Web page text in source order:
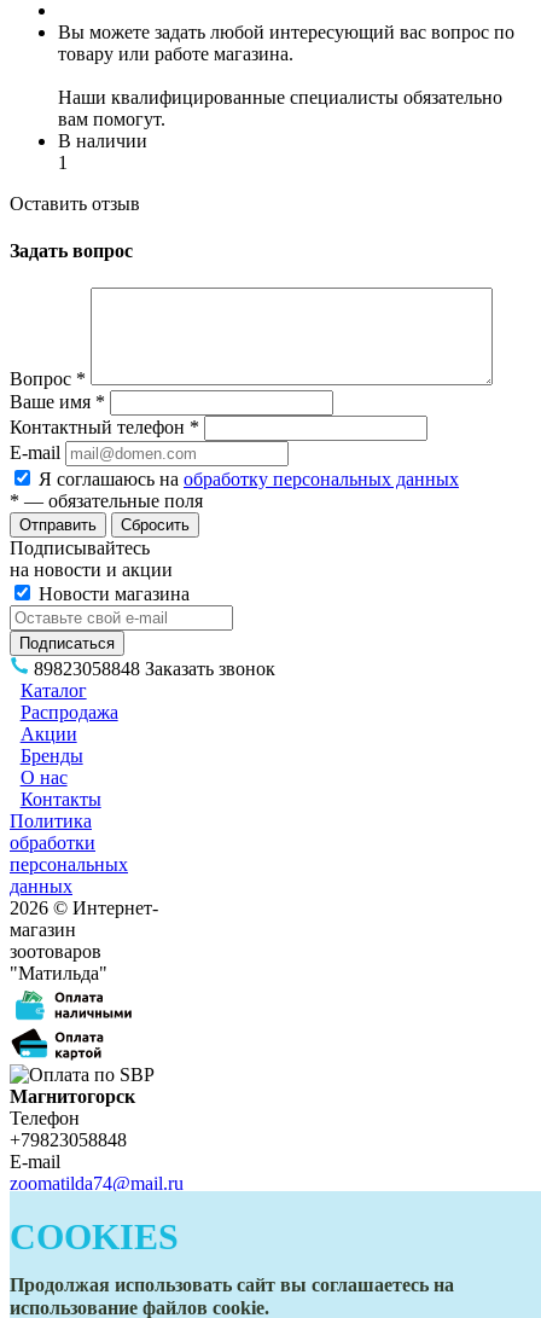
Вы можете задать любой интересующий вас вопрос по
товару или работе магазина.
Наши квалифицированные специалисты обязательно
вам помогут.
В наличии
1
Оставить отзыв
Задать вопрос
Вопрос *
Ваше имя *
Контактный телефон *
E-mail
Я соглашаюсь на обработку персональных данных
* — обязательные поля
Сбросить
Подписывайтесь
на новости и акции
Новости магазина
89823058848 Заказать звонок
Каталог
Распродажа
Акции
Бренды
О нас
Контакты
Политика
обработки
персональных
данных
2026 © Интернет-
магазин
зоотоваров
"Матильда"
Магнитогорск
Телефон
+79823058848
E-mail
zoomatilda74@mail.ru
Телефон
+79823058848
zoomatilda74@mail.ru
COOKIES
Продолжая использовать сайт вы соглашаетесь на
использование файлов cookie.